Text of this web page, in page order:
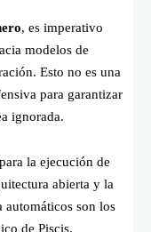
, es imperativo
modelos de
Esto no es una
para garantizar
ignorada.
para la ejecución de
abierta y la
automáticos son los
de Piscis.